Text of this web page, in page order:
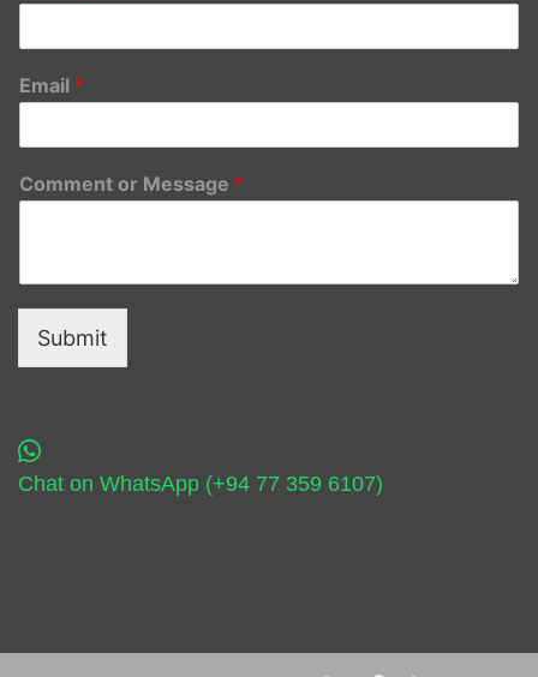
Email *
Comment or Message *
Submit
Chat on WhatsApp (+94 77 359 6107)